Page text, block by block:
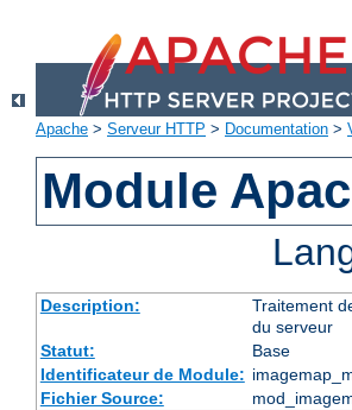
Apache > Serveur HTTP > Documentation >
Module
Description:
Traitement
du serveur
Statut:
Base
Identificateur de Module:
Fichier Source: